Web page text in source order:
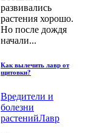
развивались
растения хорошо.
Но после дождя
начали...
Как вылечить лавр от
щитовки?
Вредители и
болезни
растенийЛавр